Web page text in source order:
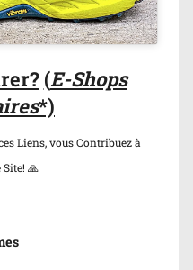
(E-Shops
*)
Liens, vous Contribuez à
🙏